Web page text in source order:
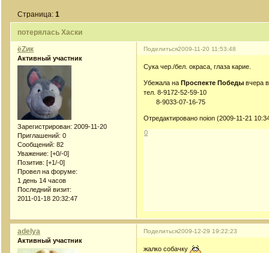
потерялась Хаски
Страница:1
Поделиться2009-11-20 11:53:48
ёZик
Активный участник
Зарегистрирован: 2009-11-20
Приглашений: 0
Сообщений: 82
Уважение: [+0/-0]
Позитив: [+1/-0]
Провел на форуме:
1 день 14 часов
Последний визит:
2011-01-18 20:32:47
Сука чер./бел. окраса, глаза карие.
Убежала наПроспекте Победы вчера
тел. 8-9172-52-59-10
8-9033-07-16-75
Отредактировано noion (2009-11-21
0
Поделиться2009-12-29 19:22:23
adelya
Активный участник
жалко собачку